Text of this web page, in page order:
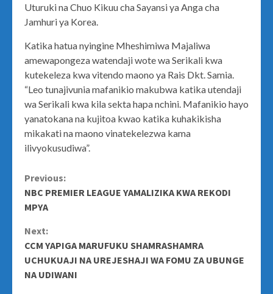
Uturuki na Chuo Kikuu cha Sayansi ya Anga cha
Jamhuri ya Korea.
Katika hatua nyingine Mheshimiwa Majaliwa
amewapongeza watendaji wote wa Serikali kwa
kutekeleza kwa vitendo maono ya Rais Dkt. Samia.
“Leo tunajivunia mafanikio makubwa katika utendaji
wa Serikali kwa kila sekta hapa nchini. Mafanikio hayo
yanatokana na kujitoa kwao katika kuhakikisha
mikakati na maono vinatekelezwa kama
ilivyokusudiwa”.
Continue
Reading
Previous:
NBC PREMIER LEAGUE YAMALIZIKA KWA REKODI
MPYA
Next:
CCM YAPIGA MARUFUKU SHAMRASHAMRA
UCHUKUAJI NA UREJESHAJI WA FOMU ZA UBUNGE
NA UDIWANI